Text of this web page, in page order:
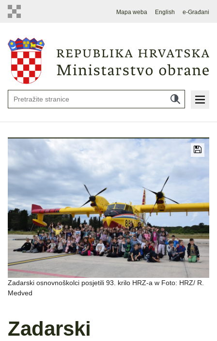
Mapa weba English e-Građani
Zadarski osnovnoškolci posjetili 93. krilo HRZ-a w Foto: HRZ/ R.
Medved
Zadarski